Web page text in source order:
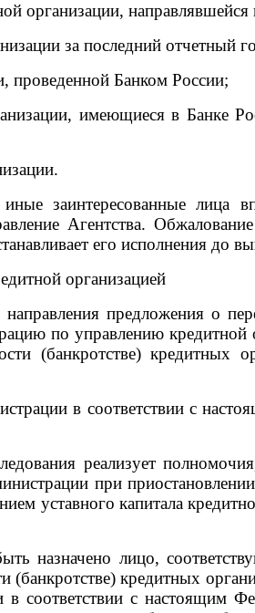
организации,
за последний отчетный
проведенной Банком России;
имеющиеся в Банке
заинтересованные
Агентства.
его исполнения до
организацией
предложения о
по управлению
(банкротстве) кредитных
в соответствии с
реализует
при
уставного капитала
назначено лицо,
(банкротстве) кредитных
соответствии с настоящим